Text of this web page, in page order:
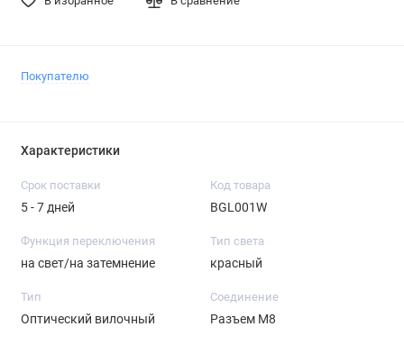
Покупателю
Характеристики
Срок поставки
5 - 7 дней
Код товара
BGL001W
Функция переключения
на свет/на затемнение
Тип света
красный
Тип
Оптический вилочный
Соединение
Разъем M8